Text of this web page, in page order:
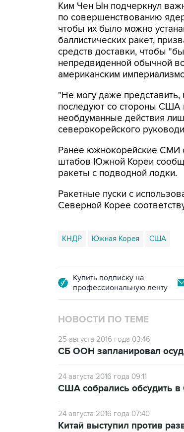
Ким Чен Ын подчеркнул
по совершенствованию
чтобы их было можно
баллистических ракет,
средств доставки, чтобы
непредвиденной обычной
американским
"Не могу даже
последуют со стороны США
необдуманные действия
северокорейского
Ранее южнокорейские СМИ
штабов Южной Кореи
ракеты с подводной лодки.
Ракетные пуски с
Северной Корее
КНДР Южная Корея США
Купить подписку на
профессиональную ленту
НОВОСТИ ПО ТЕМЕ
25 августа 2016 года 03:46
СБ ООН запланировал
24 августа 2016 года 09:11
США собрались обсудить
24 августа 2016 года 07:40
Китай выступил против